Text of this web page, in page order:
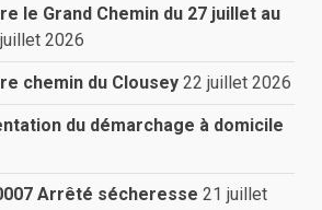
le Grand Chemin du 27 juillet au
2026
chemin du Clousey 22 juillet 2026
du démarchage à domicile
Arrêté sécheresse 21 juillet